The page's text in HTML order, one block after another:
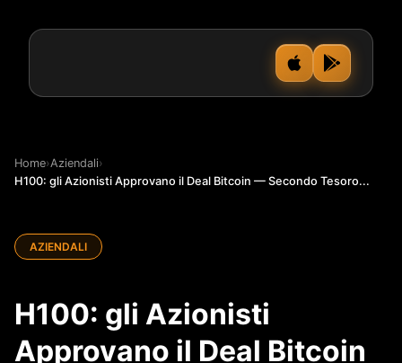
Home›Aziendali›
H100: gli Azionisti Approvano il Deal Bitcoin — Secondo Tesoro...
AZIENDALI
H100: gli Azionisti
Approvano il Deal Bitcoin